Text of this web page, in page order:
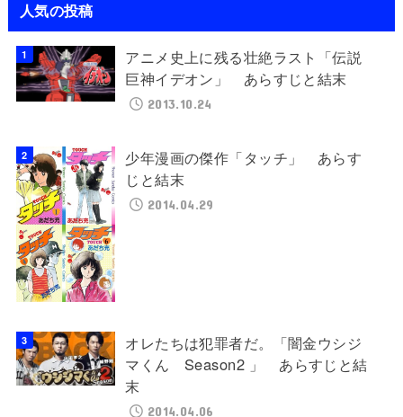
人気の投稿
アニメ史上に残る壮絶ラスト「伝説
巨神イデオン」 あらすじと結末
2013.10.24
少年漫画の傑作「タッチ」 あらす
じと結末
2014.04.29
オレたちは犯罪者だ。「闇金ウシジ
マくん Season2 」 あらすじと結
末
2014.04.06